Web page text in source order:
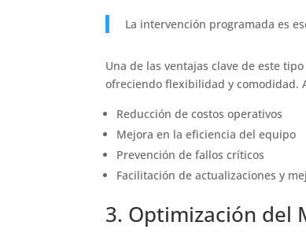
La intervención programada es
Una de las ventajas clave de este
ofreciendo flexibilidad y comodidad.
Reducción de costos operativos
Mejora en la eficiencia del equipo
Prevención de fallos críticos
Facilitación de actualizaciones y
3. Optimización del